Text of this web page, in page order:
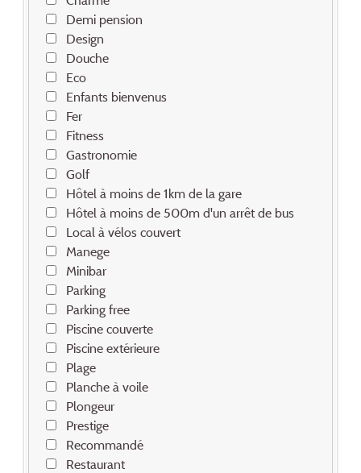
Demi pension
Design
Douche
Eco
Enfants bienvenus
Fer
Fitness
Gastronomie
Golf
Hôtel à moins de 1km de la gare
Hôtel à moins de 500m d'un arrêt de bus
Local à vélos couvert
Manege
Minibar
Parking
Parking free
Piscine couverte
Piscine extérieure
Plage
Planche à voile
Plongeur
Prestige
Recommandé
Restaurant